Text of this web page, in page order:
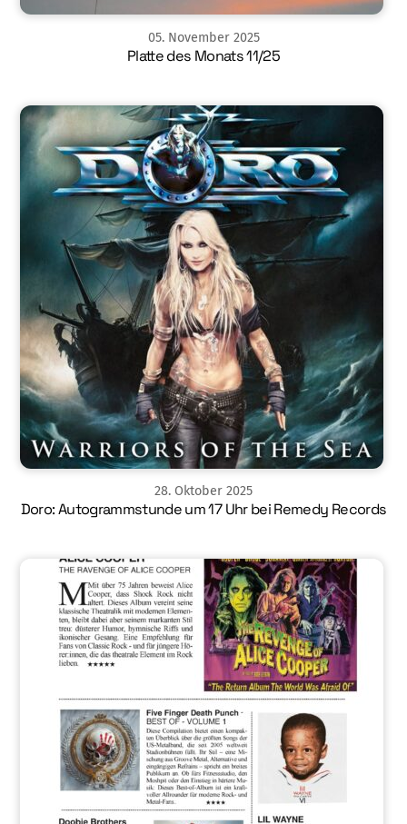
05. November 2025
Platte des Monats 11/25
28. Oktober 2025
Doro: Autogrammstunde um 17 Uhr bei Remedy Records